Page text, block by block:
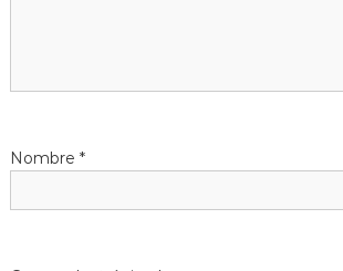
d
e
e
Nombre *